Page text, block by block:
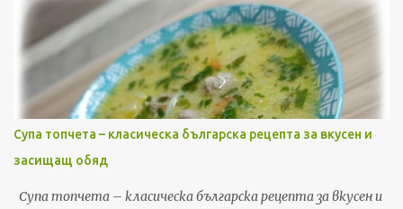
Супа топчета – класическа българска рецепта за вкусен и
засищащ обяд
Супа топчета – класическа българска рецепта за вкусен и